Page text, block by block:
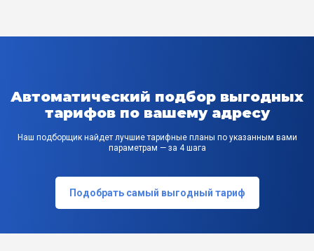
Автоматический подбор выгодных
тарифов по вашему адресу
Наш подборщик найдет лучшие тарифные планы по указанным вами
параметрам — за 4 шага
Подобрать самый выгодный тариф